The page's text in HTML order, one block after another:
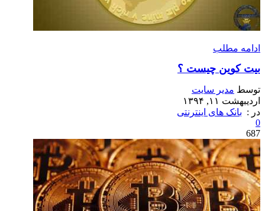
ادامه مطلب
بیت کوین چیست ؟
توسط مدیر سایت
اردیبهشت ۱۱, ۱۳۹۴
در : بانک های اینترنتی
0
687